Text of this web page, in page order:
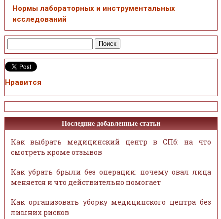
Нормы лабораторных и инструментальных
исследований
Нравится
Последние добавленные статьи
Как выбрать медицинский центр в СПб: на что
смотреть кроме отзывов
Как убрать брыли без операции: почему овал лица
меняется и что действительно помогает
Как организовать уборку медицинского центра без
лишних рисков